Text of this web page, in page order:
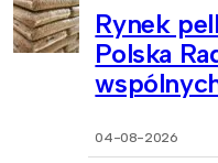
Rynek
Polska
04-08-2026